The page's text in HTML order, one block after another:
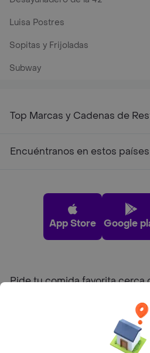
Luisa Postres
Sopitas y Frijoladas
Subway
Top Marcas y Cadenas de
Encuéntranos en estos países
App Store Google
Pide tu comida favorita cerca